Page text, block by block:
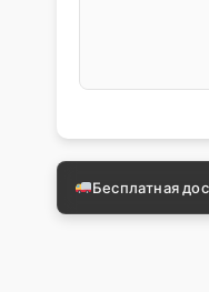
Бесплатная